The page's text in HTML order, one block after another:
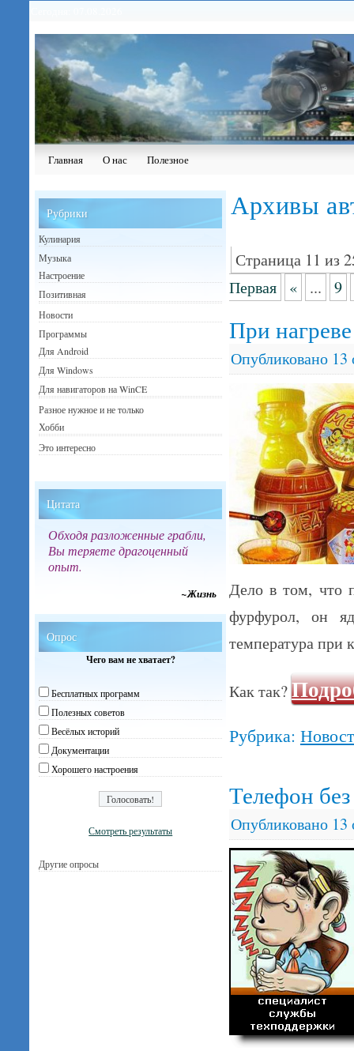
Главная О нас Полезное
Архивы
Страница 11 из
Первая
« ... 9
При
Опубликовано 13
Дело в том, что
фурфурол, он
температура при
Как так?
Рубрика:
Телефон
Опубликовано 13
Рубрики
Кулинария
Музыка
Настроение
Позитивная
Новости
Программы
Для Android
Для Windows
Для навигаторов на WinCE
Разное нужное и не только
Хобби
Это интересно
Цитата
Обходя разложенные грабли,
Вы теряете драгоценный
опыт.
~Жизнь
Опрос
Чего вам не хватает?
Бесплатных программ
Полезных советов
Весёлых историй
Документации
Хорошего настроения
Смотреть результаты
Другие опросы